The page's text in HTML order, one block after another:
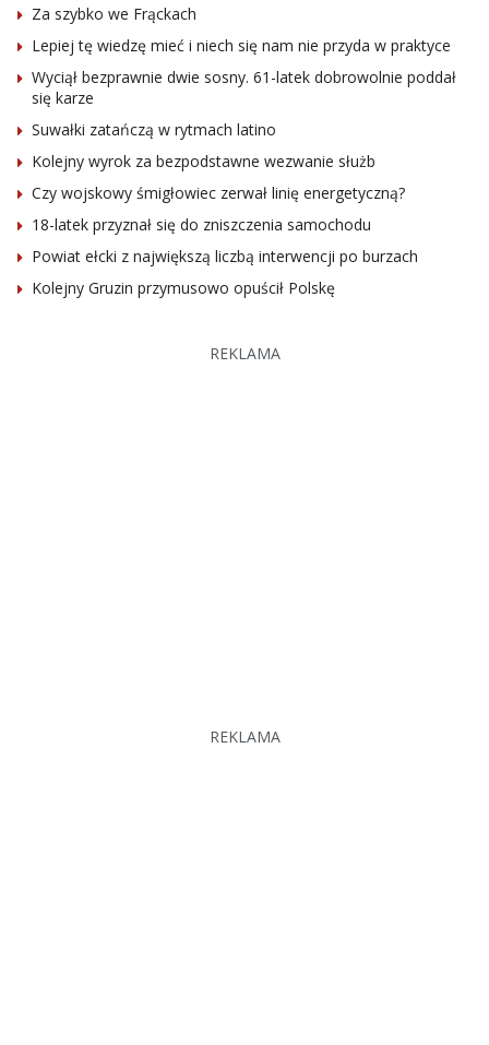
Za szybko we Frąckach
Lepiej tę wiedzę mieć i niech się nam nie przyda w praktyce
Wyciął bezprawnie dwie sosny. 61-latek dobrowolnie poddał
się karze
Suwałki zatańczą w rytmach latino
Kolejny wyrok za bezpodstawne wezwanie służb
Czy wojskowy śmigłowiec zerwał linię energetyczną?
18-latek przyznał się do zniszczenia samochodu
Powiat ełcki z największą liczbą interwencji po burzach
Kolejny Gruzin przymusowo opuścił Polskę
REKLAMA
REKLAMA